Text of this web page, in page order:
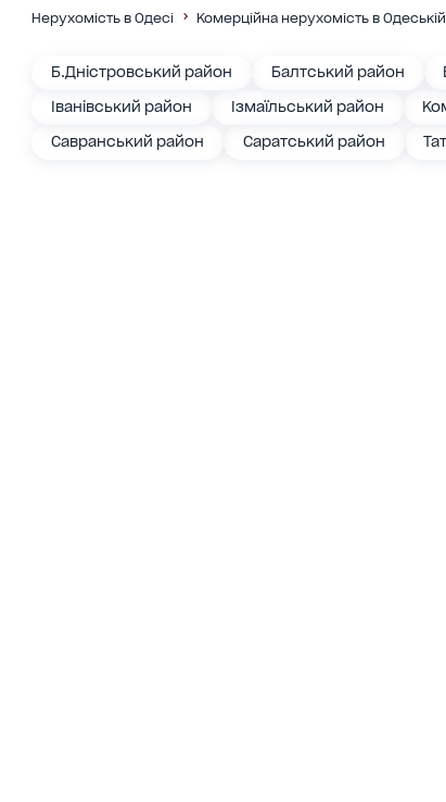
Нерухомість в Одесі Комерційна нерухомість в
Б.Дністровський район Балтський район
Іванівський район
Ізмаїльський район
Савранський район
Саратський район